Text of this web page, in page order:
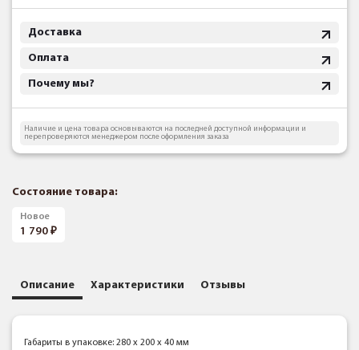
Доставка
Оплата
Почему мы?
Наличие и цена товара основываются на последней доступной информации и
перепроверяются менеджером после оформления заказа
Состояние товара:
Новое
1 790
Описание Характеристики Отзывы
Габариты в упаковке: 280 x 200 x 40 мм